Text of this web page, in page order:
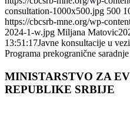
consultation-1000x500.jpg 500
https://cbcsrb-mne.org/wp-
2024-1-w.jpg Miljana Matovic
13:51:17Javne konsultacije u
Programa prekogranične
MINISTARSTVO ZA
REPUBLIKE SRBIJE